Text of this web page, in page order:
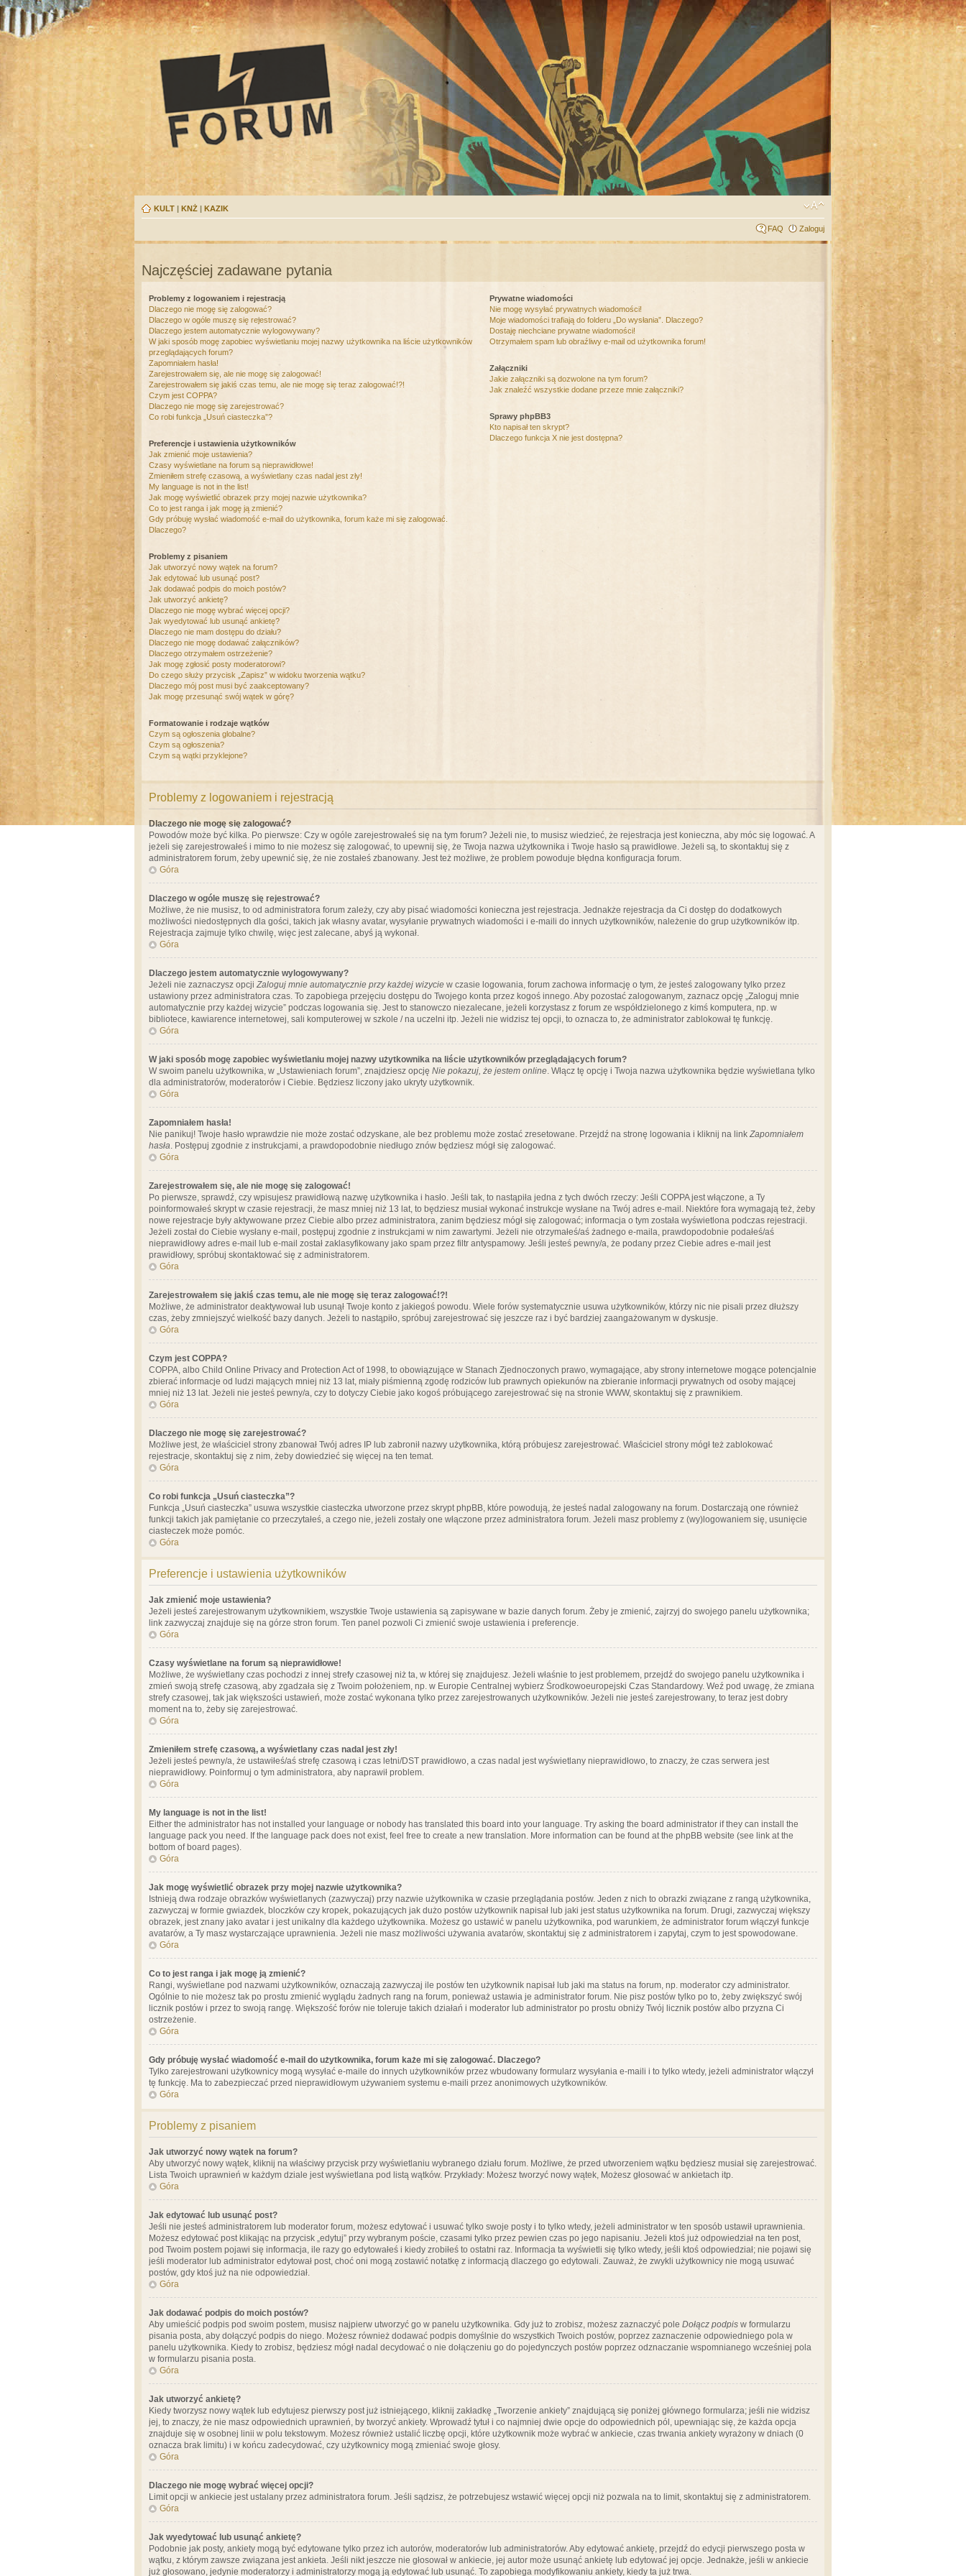
KULT | KNŻ | KAZIK
FAQ Zaloguj
Najczęściej zadawane pytania
Problemy z logowaniem i rejestracją
Dlaczego nie mogę się zalogować?
Dlaczego w ogóle muszę się rejestrować?
Dlaczego jestem automatycznie wylogowywany?
W jaki sposób mogę zapobiec wyświetlaniu mojej nazwy użytkownika na liście użytkowników
przeglądających forum?
Zapomniałem hasła!
Zarejestrowałem się, ale nie mogę się zalogować!
Zarejestrowałem się jakiś czas temu, ale nie mogę się teraz zalogować!?!
Czym jest COPPA?
Dlaczego nie mogę się zarejestrować?
Co robi funkcja „Usuń ciasteczka”?
Preferencje i ustawienia użytkowników
Jak zmienić moje ustawienia?
Czasy wyświetlane na forum są nieprawidłowe!
Zmieniłem strefę czasową, a wyświetlany czas nadal jest zły!
My language is not in the list!
Jak mogę wyświetlić obrazek przy mojej nazwie użytkownika?
Co to jest ranga i jak mogę ją zmienić?
Gdy próbuję wysłać wiadomość e-mail do użytkownika, forum każe mi się zalogować.
Dlaczego?
Problemy z pisaniem
Jak utworzyć nowy wątek na forum?
Jak edytować lub usunąć post?
Jak dodawać podpis do moich postów?
Jak utworzyć ankietę?
Dlaczego nie mogę wybrać więcej opcji?
Jak wyedytować lub usunąć ankietę?
Dlaczego nie mam dostępu do działu?
Dlaczego nie mogę dodawać załączników?
Dlaczego otrzymałem ostrzeżenie?
Jak mogę zgłosić posty moderatorowi?
Do czego służy przycisk „Zapisz” w widoku tworzenia wątku?
Dlaczego mój post musi być zaakceptowany?
Jak mogę przesunąć swój wątek w górę?
Formatowanie i rodzaje wątków
Czym są ogłoszenia globalne?
Czym są ogłoszenia?
Czym są wątki przyklejone?
Prywatne wiadomości
Nie mogę wysyłać prywatnych wiadomości!
Moje wiadomości trafiają do folderu „Do wysłania”. Dlaczego?
Dostaję niechciane prywatne wiadomości!
Otrzymałem spam lub obraźliwy e-mail od użytkownika forum!
Załączniki
Jakie załączniki są dozwolone na tym forum?
Jak znaleźć wszystkie dodane przeze mnie załączniki?
Sprawy phpBB3
Kto napisał ten skrypt?
Dlaczego funkcja X nie jest dostępna?
Problemy z logowaniem i rejestracją
Dlaczego nie mogę się zalogować?
Powodów może być kilka. Po pierwsze: Czy w ogóle zarejestrowałeś się na tym forum? Jeżeli nie, to musisz wiedzieć, że rejestracja jest konieczna, aby móc się logować. A
jeżeli się zarejestrowałeś i mimo to nie możesz się zalogować, to upewnij się, że Twoja nazwa użytkownika i Twoje hasło są prawidłowe. Jeżeli są, to skontaktuj się z
administratorem forum, żeby upewnić się, że nie zostałeś zbanowany. Jest też możliwe, że problem powoduje błędna konfiguracja forum.
Góra
Dlaczego w ogóle muszę się rejestrować?
Możliwe, że nie musisz, to od administratora forum zależy, czy aby pisać wiadomości konieczna jest rejestracja. Jednakże rejestracja da Ci dostęp do dodatkowych
możliwości niedostępnych dla gości, takich jak własny avatar, wysyłanie prywatnych wiadomości i e-maili do innych użytkowników, należenie do grup użytkowników itp.
Rejestracja zajmuje tylko chwilę, więc jest zalecane, abyś ją wykonał.
Góra
Dlaczego jestem automatycznie wylogowywany?
Jeżeli nie zaznaczysz opcji Zaloguj mnie automatycznie przy każdej wizycie w czasie logowania, forum zachowa informację o tym, że jesteś zalogowany tylko przez
ustawiony przez administratora czas. To zapobiega przejęciu dostępu do Twojego konta przez kogoś innego. Aby pozostać zalogowanym, zaznacz opcję „Zaloguj mnie
automatycznie przy każdej wizycie” podczas logowania się. Jest to stanowczo niezalecane, jeżeli korzystasz z forum ze współdzielonego z kimś komputera, np. w
bibliotece, kawiarence internetowej, sali komputerowej w szkole / na uczelni itp. Jeżeli nie widzisz tej opcji, to oznacza to, że administrator zablokował tę funkcję.
Góra
W jaki sposób mogę zapobiec wyświetlaniu mojej nazwy użytkownika na liście użytkowników przeglądających forum?
W swoim panelu użytkownika, w „Ustawieniach forum”, znajdziesz opcję Nie pokazuj, że jestem online. Włącz tę opcję i Twoja nazwa użytkownika będzie wyświetlana tylko
dla administratorów, moderatorów i Ciebie. Będziesz liczony jako ukryty użytkownik.
Góra
Zapomniałem hasła!
Nie panikuj! Twoje hasło wprawdzie nie może zostać odzyskane, ale bez problemu może zostać zresetowane. Przejdź na stronę logowania i kliknij na link Zapomniałem
hasła. Postępuj zgodnie z instrukcjami, a prawdopodobnie niedługo znów będziesz mógł się zalogować.
Góra
Zarejestrowałem się, ale nie mogę się zalogować!
Po pierwsze, sprawdź, czy wpisujesz prawidłową nazwę użytkownika i hasło. Jeśli tak, to nastąpiła jedna z tych dwóch rzeczy: Jeśli COPPA jest włączone, a Ty
poinformowałeś skrypt w czasie rejestracji, że masz mniej niż 13 lat, to będziesz musiał wykonać instrukcje wysłane na Twój adres e-mail. Niektóre fora wymagają też, żeby
nowe rejestracje były aktywowane przez Ciebie albo przez administratora, zanim będziesz mógł się zalogować; informacja o tym została wyświetlona podczas rejestracji.
Jeżeli został do Ciebie wysłany e-mail, postępuj zgodnie z instrukcjami w nim zawartymi. Jeżeli nie otrzymałeś/aś żadnego e-maila, prawdopodobnie podałeś/aś
nieprawidłowy adres e-mail lub e-mail został zaklasyfikowany jako spam przez filtr antyspamowy. Jeśli jesteś pewny/a, że podany przez Ciebie adres e-mail jest
prawidłowy, spróbuj skontaktować się z administratorem.
Góra
Zarejestrowałem się jakiś czas temu, ale nie mogę się teraz zalogować!?!
Możliwe, że administrator deaktywował lub usunął Twoje konto z jakiegoś powodu. Wiele forów systematycznie usuwa użytkowników, którzy nic nie pisali przez dłuższy
czas, żeby zmniejszyć wielkość bazy danych. Jeżeli to nastąpiło, spróbuj zarejestrować się jeszcze raz i być bardziej zaangażowanym w dyskusje.
Góra
Czym jest COPPA?
COPPA, albo Child Online Privacy and Protection Act of 1998, to obowiązujące w Stanach Zjednoczonych prawo, wymagające, aby strony internetowe mogące potencjalnie
zbierać informacje od ludzi mających mniej niż 13 lat, miały piśmienną zgodę rodziców lub prawnych opiekunów na zbieranie informacji prywatnych od osoby mającej
mniej niż 13 lat. Jeżeli nie jesteś pewny/a, czy to dotyczy Ciebie jako kogoś próbującego zarejestrować się na stronie WWW, skontaktuj się z prawnikiem.
Góra
Dlaczego nie mogę się zarejestrować?
Możliwe jest, że właściciel strony zbanował Twój adres IP lub zabronił nazwy użytkownika, którą próbujesz zarejestrować. Właściciel strony mógł też zablokować
rejestracje, skontaktuj się z nim, żeby dowiedzieć się więcej na ten temat.
Góra
Co robi funkcja „Usuń ciasteczka”?
Funkcja „Usuń ciasteczka” usuwa wszystkie ciasteczka utworzone przez skrypt phpBB, które powodują, że jesteś nadal zalogowany na forum. Dostarczają one również
funkcji takich jak pamiętanie co przeczytałeś, a czego nie, jeżeli zostały one włączone przez administratora forum. Jeżeli masz problemy z (wy)logowaniem się, usunięcie
ciasteczek może pomóc.
Góra
Preferencje i ustawienia użytkowników
Jak zmienić moje ustawienia?
Jeżeli jesteś zarejestrowanym użytkownikiem, wszystkie Twoje ustawienia są zapisywane w bazie danych forum. Żeby je zmienić, zajrzyj do swojego panelu użytkownika;
link zazwyczaj znajduje się na górze stron forum. Ten panel pozwoli Ci zmienić swoje ustawienia i preferencje.
Góra
Czasy wyświetlane na forum są nieprawidłowe!
Możliwe, że wyświetlany czas pochodzi z innej strefy czasowej niż ta, w której się znajdujesz. Jeżeli właśnie to jest problemem, przejdź do swojego panelu użytkownika i
zmień swoją strefę czasową, aby zgadzała się z Twoim położeniem, np. w Europie Centralnej wybierz Środkowoeuropejski Czas Standardowy. Weź pod uwagę, że zmiana
strefy czasowej, tak jak większości ustawień, może zostać wykonana tylko przez zarejestrowanych użytkowników. Jeżeli nie jesteś zarejestrowany, to teraz jest dobry
moment na to, żeby się zarejestrować.
Góra
Zmieniłem strefę czasową, a wyświetlany czas nadal jest zły!
Jeżeli jesteś pewny/a, że ustawiłeś/aś strefę czasową i czas letni/DST prawidłowo, a czas nadal jest wyświetlany nieprawidłowo, to znaczy, że czas serwera jest
nieprawidłowy. Poinformuj o tym administratora, aby naprawił problem.
Góra
My language is not in the list!
Either the administrator has not installed your language or nobody has translated this board into your language. Try asking the board administrator if they can install the
language pack you need. If the language pack does not exist, feel free to create a new translation. More information can be found at the phpBB website (see link at the
bottom of board pages).
Góra
Jak mogę wyświetlić obrazek przy mojej nazwie użytkownika?
Istnieją dwa rodzaje obrazków wyświetlanych (zazwyczaj) przy nazwie użytkownika w czasie przeglądania postów. Jeden z nich to obrazki związane z rangą użytkownika,
zazwyczaj w formie gwiazdek, bloczków czy kropek, pokazujących jak dużo postów użytkownik napisał lub jaki jest status użytkownika na forum. Drugi, zazwyczaj większy
obrazek, jest znany jako avatar i jest unikalny dla każdego użytkownika. Możesz go ustawić w panelu użytkownika, pod warunkiem, że administrator forum włączył funkcje
avatarów, a Ty masz wystarczające uprawnienia. Jeżeli nie masz możliwości używania avatarów, skontaktuj się z administratorem i zapytaj, czym to jest spowodowane.
Góra
Co to jest ranga i jak mogę ją zmienić?
Rangi, wyświetlane pod nazwami użytkowników, oznaczają zazwyczaj ile postów ten użytkownik napisał lub jaki ma status na forum, np. moderator czy administrator.
Ogólnie to nie możesz tak po prostu zmienić wyglądu żadnych rang na forum, ponieważ ustawia je administrator forum. Nie pisz postów tylko po to, żeby zwiększyć swój
licznik postów i przez to swoją rangę. Większość forów nie toleruje takich działań i moderator lub administrator po prostu obniży Twój licznik postów albo przyzna Ci
ostrzeżenie.
Góra
Gdy próbuję wysłać wiadomość e-mail do użytkownika, forum każe mi się zalogować. Dlaczego?
Tylko zarejestrowani użytkownicy mogą wysyłać e-maile do innych użytkowników przez wbudowany formularz wysyłania e-maili i to tylko wtedy, jeżeli administrator włączył
tę funkcję. Ma to zabezpieczać przed nieprawidłowym używaniem systemu e-maili przez anonimowych użytkowników.
Góra
Problemy z pisaniem
Jak utworzyć nowy wątek na forum?
Aby utworzyć nowy wątek, kliknij na właściwy przycisk przy wyświetlaniu wybranego działu forum. Możliwe, że przed utworzeniem wątku będziesz musiał się zarejestrować.
Lista Twoich uprawnień w każdym dziale jest wyświetlana pod listą wątków. Przykłady: Możesz tworzyć nowy wątek, Możesz głosować w ankietach itp.
Góra
Jak edytować lub usunąć post?
Jeśli nie jesteś administratorem lub moderator forum, możesz edytować i usuwać tylko swoje posty i to tylko wtedy, jeżeli administrator w ten sposób ustawił uprawnienia.
Możesz edytować post klikając na przycisk „edytuj” przy wybranym poście, czasami tylko przez pewien czas po jego napisaniu. Jeżeli ktoś już odpowiedział na ten post,
pod Twoim postem pojawi się informacja, ile razy go edytowałeś i kiedy zrobiłeś to ostatni raz. Informacja ta wyświetli się tylko wtedy, jeśli ktoś odpowiedział; nie pojawi się
jeśli moderator lub administrator edytował post, choć oni mogą zostawić notatkę z informacją dlaczego go edytowali. Zauważ, że zwykli użytkownicy nie mogą usuwać
postów, gdy ktoś już na nie odpowiedział.
Góra
Jak dodawać podpis do moich postów?
Aby umieścić podpis pod swoim postem, musisz najpierw utworzyć go w panelu użytkownika. Gdy już to zrobisz, możesz zaznaczyć pole Dołącz podpis w formularzu
pisania posta, aby dołączyć podpis do niego. Możesz również dodawać podpis domyślnie do wszystkich Twoich postów, poprzez zaznaczenie odpowiedniego pola w
panelu użytkownika. Kiedy to zrobisz, będziesz mógł nadal decydować o nie dołączeniu go do pojedynczych postów poprzez odznaczanie wspomnianego wcześniej pola
w formularzu pisania posta.
Góra
Jak utworzyć ankietę?
Kiedy tworzysz nowy wątek lub edytujesz pierwszy post już istniejącego, kliknij zakładkę „Tworzenie ankiety” znajdującą się poniżej głównego formularza; jeśli nie widzisz
jej, to znaczy, że nie masz odpowiednich uprawnień, by tworzyć ankiety. Wprowadź tytuł i co najmniej dwie opcje do odpowiednich pól, upewniając się, że każda opcja
znajduje się w osobnej linii w polu tekstowym. Możesz również ustalić liczbę opcji, które użytkownik może wybrać w ankiecie, czas trwania ankiety wyrażony w dniach (0
oznacza brak limitu) i w końcu zadecydować, czy użytkownicy mogą zmieniać swoje głosy.
Góra
Dlaczego nie mogę wybrać więcej opcji?
Limit opcji w ankiecie jest ustalany przez administratora forum. Jeśli sądzisz, że potrzebujesz wstawić więcej opcji niż pozwala na to limit, skontaktuj się z administratorem.
Góra
Jak wyedytować lub usunąć ankietę?
Podobnie jak posty, ankiety mogą być edytowane tylko przez ich autorów, moderatorów lub administratorów. Aby edytować ankietę, przejdź do edycji pierwszego posta w
wątku, z którym zawsze związana jest ankieta. Jeśli nikt jeszcze nie głosował w ankiecie, jej autor może usunąć ankietę lub edytować jej opcje. Jednakże, jeśli w ankiecie
już głosowano, jedynie moderatorzy i administratorzy mogą ją edytować lub usunąć. To zapobiega modyfikowaniu ankiety, kiedy ta już trwa.